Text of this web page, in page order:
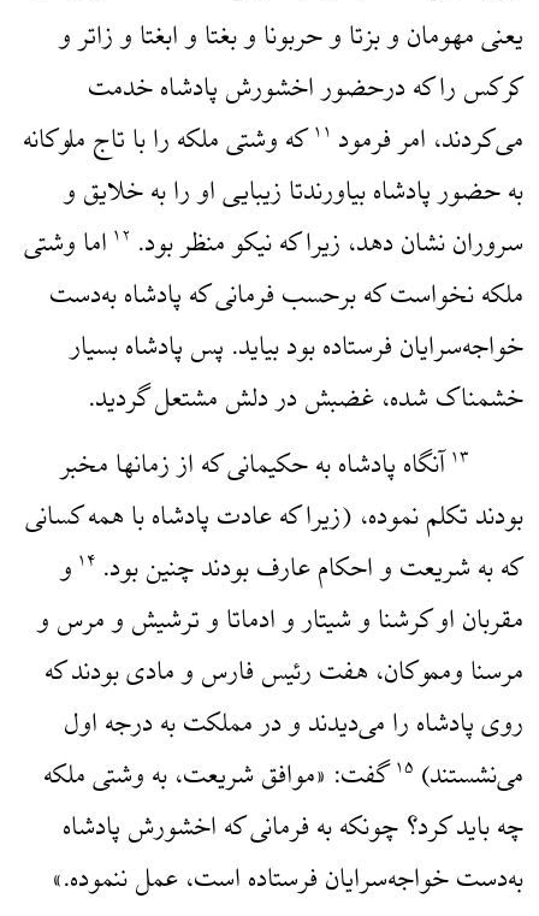
یعنی مهومان و بزتا و حربونا و بغتا و ابغتا و زاتر و
کرکس را که درحضور اخشورش پادشاه خدمت
می‌کردند، امر فرمود ۱۱که وشتی ملکه را با تاج ملوکانه
به حضور پادشاه بیاورندتا زیبایی او را به خلایق و
سروران نشان دهد، زیرا که نیکو منظر بود. ۱۲ اما وشتی
ملکه نخواست که برحسب فرمانی که پادشاه به‌دست
خواجه‌سرایان فرستاده بود بیاید. پس پادشاه بسیار
خشمناک شده، غضبش در دلش مشتعل گردید.
۱۳آنگاه پادشاه به حکیمانی که از زمانها مخبر
بودند تکلم نموده، (زیرا که عادت پادشاه با همه کسانی
که به شریعت و احکام عارف بودند چنین بود. ۱۴ و
مقربان او کرشنا و شیتار و ادماتا و ترشیش و مرس و
مرسنا ومموکان، هفت رئیس فارس و مادی بودند که
روی پادشاه را می‌دیدند و در مملکت به درجه اول
می‌نشستند) ۱۵گفت: «موافق شریعت، به وشتی ملکه
چه باید کرد؟ چونکه به فرمانی که اخشورش پادشاه
به‌دست خواجه‌سرایان فرستاده است، عمل ننموده.»